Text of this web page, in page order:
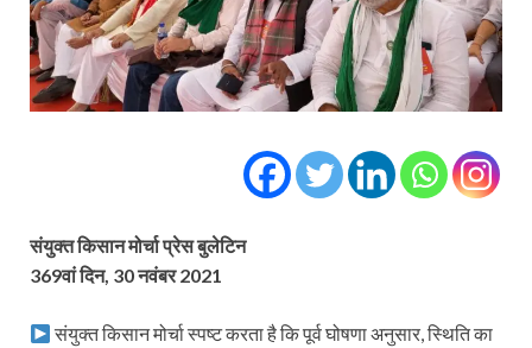
संयुक्त किसान मोर्चा प्रेस बुलेटिन
369वां दिन, 30 नवंबर 2021
संयुक्त किसान मोर्चा स्पष्ट करता है कि पूर्व घोषणा अनुसार, स्थिति का